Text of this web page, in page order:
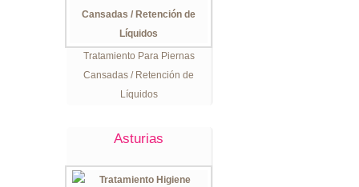
Tratamiento Para Piernas
Cansadas / Retención de
Líquidos
Asturias